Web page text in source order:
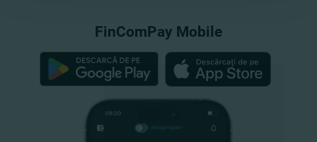
FinComPay Mobile